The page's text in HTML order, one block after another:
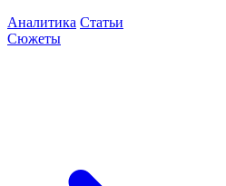
Аналитика Статьи
Сюжеты